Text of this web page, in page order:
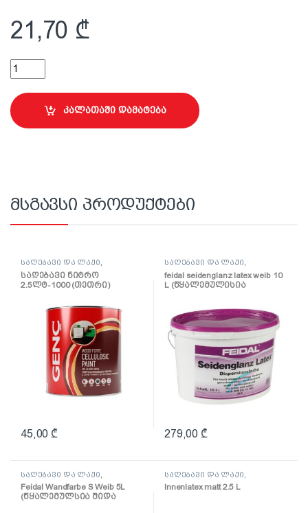
21,70 ₾
ემალი ქამელიონი ,,ზურმუხტისფერი ფლამინგო"(ლურჯი-
კალათაში დამატება
მსგავსი პროდუქტები
საღებავი და ლაქი
საღებავი
საღებავი ნიტრო
2.5ლტ-1000 (თეთრი)
45,00 ₾
საღებავი და ლაქი
feidal seidenglanz latex weib 10
L (წყალემულისია
279,00 ₾
საღებავი და ლაქი
საღებავი
Feidal Wandfarbe S Weib 5L
(წყალემულსია შიდა
საღებავი და ლაქი
საღებავი
Innenlatex matt 2.5 L